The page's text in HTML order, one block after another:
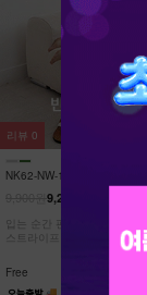
NK62-NW-11/유포니 반팔+반
9,210원
입는 순간 편안함이 달라지는
스트라이프 홈웨어 SET
Free
리뷰 0